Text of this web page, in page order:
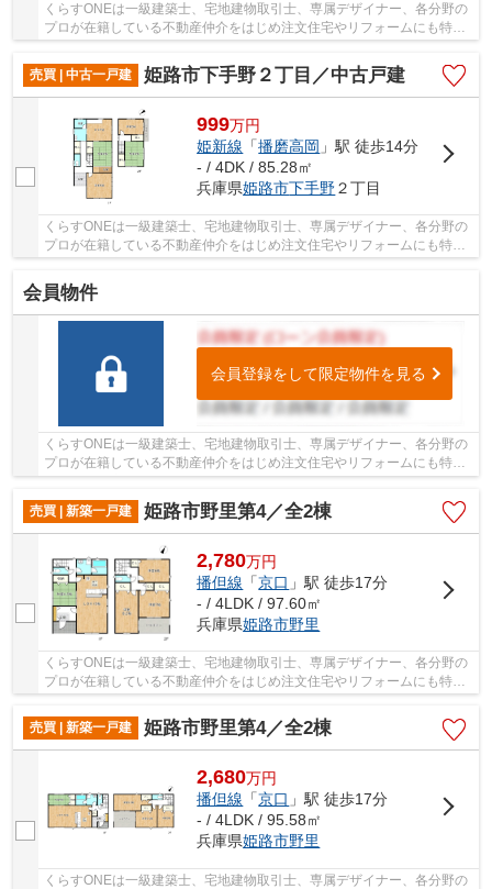
くらすONEは一級建築士、宅地建物取引士、専属デザイナー、各分野の
プロが在籍している不動産仲介をはじめ注文住宅やリフォームにも特化
売買 | 中古一戸建
姫路市下手野２丁目／中古戸建
999万円
姫新線 「播磨高岡 」駅 徒歩14分
- / 4DK / 85.28㎡
兵庫県姫路市下手野２丁目
くらすONEは一級建築士、宅地建物取引士、専属デザイナー、各分野の
プロが在籍している不動産仲介をはじめ注文住宅やリフォームにも特化
会員物件
会員登録をして限定物件を見る
くらすONEは一級建築士、宅地建物取引士、専属デザイナー、各分野の
プロが在籍している不動産仲介をはじめ注文住宅やリフォームにも特化
しているお店です♪住まいに関する事は何でも気...
売買 | 新築一戸建
姫路市野里第4／全2棟
2,780万円
播但線 「京口 」駅 徒歩17分
- / 4LDK / 97.60㎡
兵庫県姫路市野里
くらすONEは一級建築士、宅地建物取引士、専属デザイナー、各分野の
プロが在籍している不動産仲介をはじめ注文住宅やリフォームにも特化
しているお店です♪住まいに関する事は何でも気...
売買 | 新築一戸建
姫路市野里第4／全2棟
2,680万円
播但線 「京口 」駅 徒歩17分
- / 4LDK / 95.58㎡
兵庫県姫路市野里
くらすONEは一級建築士、宅地建物取引士、専属デザイナー、各分野の